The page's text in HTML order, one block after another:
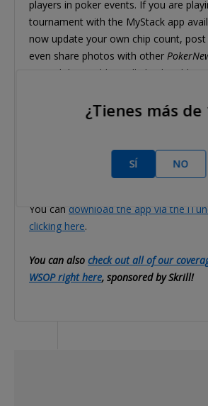
players in poker events. If you are
tournament with the MyStack app
now update your own chip count,
even share photos with other
around the world. You'll also be able
progress at the events, and even
players to follow.
download the app via Google
You can download the app via the
clicking here.
You can also check out all of our
WSOP right here, sponsored by Skrill!
¿Tienes más de
SÍ NO